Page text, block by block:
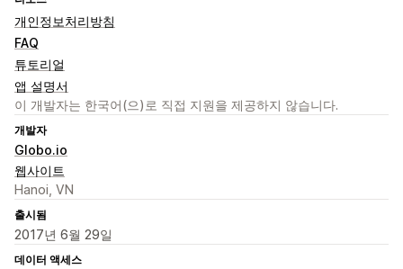
개인정보처리방침
FAQ
튜토리얼
앱 설명서
이 개발자는 한국어(으)로 직접 지원을 제공하지 않습니다.
개발자
Globo.io
웹사이트
Hanoi, VN
출시됨
2017년 6월 29일
데이터 액세스